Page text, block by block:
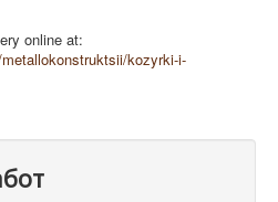
online at:
kozyrki-i-